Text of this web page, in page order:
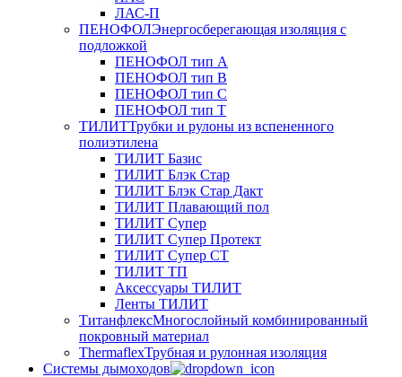
ЛАС-П
ПЕНОФОЛЭнергосберегающая изоляция с
подложкой
ПЕНОФОЛ тип А
ПЕНОФОЛ тип B
ПЕНОФОЛ тип C
ПЕНОФОЛ тип T
ТИЛИТТрубки и рулоны из вспененного
полиэтилена
ТИЛИТ Базис
ТИЛИТ Блэк Стар
ТИЛИТ Блэк Стар Дакт
ТИЛИТ Плавающий пол
ТИЛИТ Супер
ТИЛИТ Супер Протект
ТИЛИТ Супер СТ
ТИЛИТ ТП
Аксессуары ТИЛИТ
Ленты ТИЛИТ
ТитанфлексМногослойный комбинированный
покровный материал
ThermaflexТрубная и рулонная изоляция
Cистемы дымоходов